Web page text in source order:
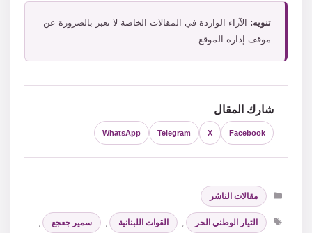
تنويه: الآراء الواردة في المقالات الخاصة لا تعبر بالضرورة عن
موقف إدارة الموقع.
شارك المقال
Facebook
X
Telegram
WhatsApp
التصنيفات
مقالات الناشر
الوسوم
التيار الوطني الحر , القوات اللبنانية , سمير جعجع ,